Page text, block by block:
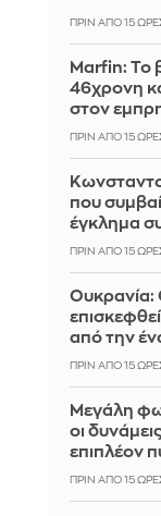
ΠΡΙΝ ΑΠΌ 15
Marfin: Το
46χρονη
στον
ΠΡΙΝ ΑΠΌ 15
που
έγκλημα
ΠΡΙΝ ΑΠΌ 15
Ουκρανία:
από την
ΠΡΙΝ ΑΠΌ 15
Μεγάλη
οι
επιπλέον
ΠΡΙΝ ΑΠΌ 15